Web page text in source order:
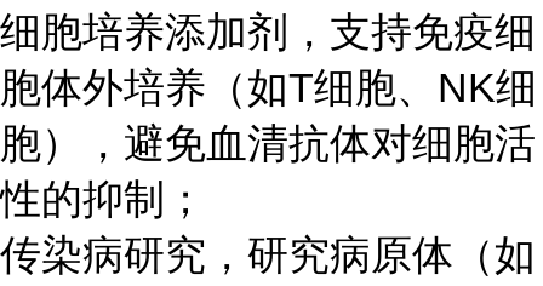
细胞培养添加剂，支持免疫细
胞体外培养（如T细胞、NK细
胞），避免血清抗体对细胞活
性的抑制；
传染病研究，研究病原体（如